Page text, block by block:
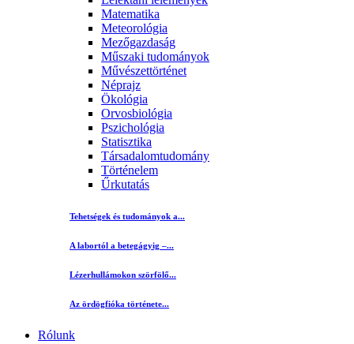
Matematika
Meteorológia
Mezőgazdaság
Műszaki tudományok
Művészettörténet
Néprajz
Ökológia
Orvosbiológia
Pszichológia
Statisztika
Társadalomtudomány
Történelem
Űrkutatás
Tehetségek és tudományok a...
A labortól a betegágyig –...
Lézerhullámokon szörfölő...
Az ördögfióka története...
Rólunk